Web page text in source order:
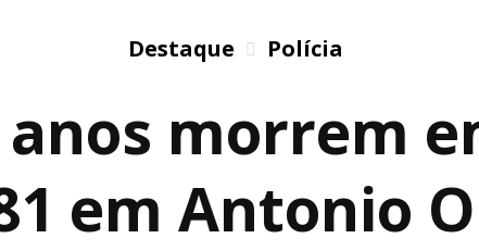
Destaque Polícia
anos morrem
em Antonio